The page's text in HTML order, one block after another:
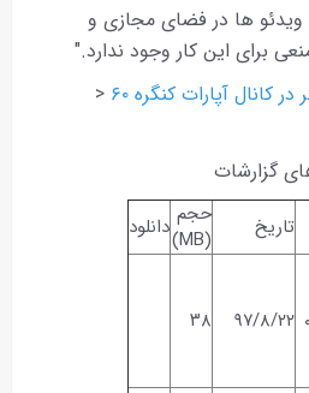
ویدئو ها در فضای مجازی و
برای این کار وجود ندارد."
کانال آپارات کنگره ۶۰ <
گزارشات
تاریخ
حجم
(MB)
دانلود
۹۷/۸/۲۲ ۳۸